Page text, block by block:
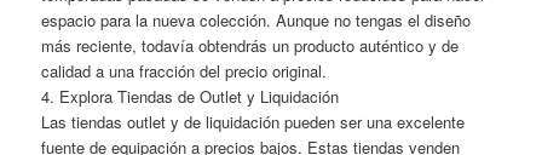
espacio para la nueva colección. Aunque no tengas el diseño
más reciente, todavía obtendrás un producto auténtico y de
calidad a una fracción del precio original.
4. Explora Tiendas de Outlet y Liquidación
Las tiendas outlet y de liquidación pueden ser una excelente
fuente de equipación a precios bajos. Estas tiendas venden